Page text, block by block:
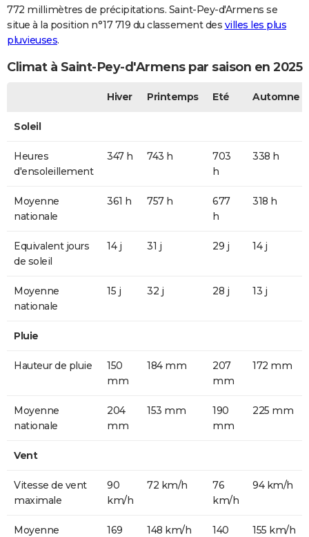
772 millimètres de précipitations. Saint-Pey-d'Armens se
situe à la position n°17 719 du classement des villes les plus
pluvieuses.
Climat à Saint-Pey-d'Armens par saison en 2025
Hiver Printemps Eté Automne
Soleil
Heures
d'ensoleillement
347 h 743 h
703
h
338 h
Moyenne
nationale
361 h 757 h
677
h
318 h
Equivalent jours
de soleil
14 j 31 j 29 j 14 j
Moyenne
nationale
15 j 32 j 28 j 13 j
Pluie
Hauteur de pluie
150
mm
184 mm
207
mm
172 mm
Moyenne
nationale
204
mm
153 mm
190
mm
225 mm
Vent
Vitesse de vent
maximale
90
km/h
72 km/h
76
km/h
94 km/h
Moyenne
169
148 km/h
140
155 km/h